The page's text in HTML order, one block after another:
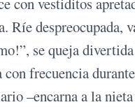
Ríe despreocupada,
se queja
frecuencia
–encarna a la